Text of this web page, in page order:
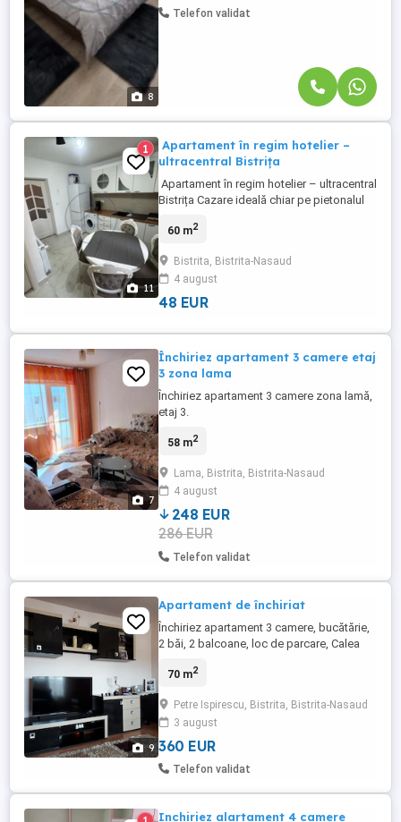
8
Telefon validat
11
1
️ Apartament în regim hotelier –
ultracentral Bistrița
️ Apartament în regim hotelier – ultracentral
Bistrița Cazare ideală chiar pe pietonalul
dormitoare + living Dressing ️ Bucătărie
cadă ️ Canapea extensibilă Capacitate
maximă: 6 persoane Internet Wi-Fi ❄️ Aer
condiționat ...
60 m2
Bistrita, Bistrita-Nasaud
4 august
48 EUR
7
Închiriez apartament 3 camere etaj
3 zona lama
Închiriez apartament 3 camere zona lamă,
etaj 3.
58 m2
Lama, Bistrita, Bistrita-Nasaud
4 august
248 EUR
286 EUR
Telefon validat
9
Apartament de închiriat
Închiriez apartament 3 camere, bucătărie,
2 băi, 2 balcoane, loc de parcare, Calea
70 m2
Petre Ispirescu, Bistrita, Bistrita-Nasaud
3 august
360 EUR
Telefon validat
Inchiriez alartament 4 camere